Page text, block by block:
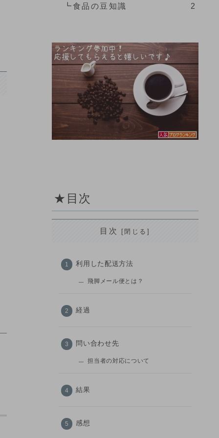
┗食品の豆知識 2
★目次
目次
利用した配送方法
飛脚メール便とは？
経過
問い合わせ先
担当者の対応について
結果
感想